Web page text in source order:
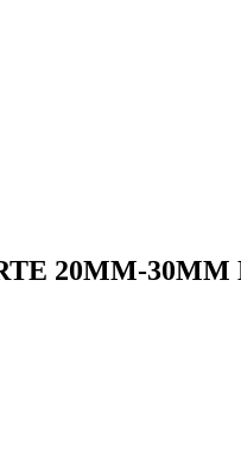
20MM-30MM